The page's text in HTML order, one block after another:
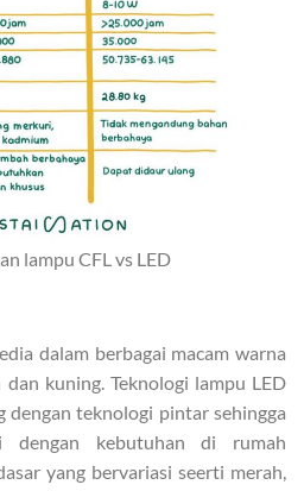
lampu CFL vs LED
dalam berbagai macam warna
kuning. Teknologi lampu LED
dengan teknologi pintar sehingga
kebutuhan di rumah
yang bervariasi seerti merah,